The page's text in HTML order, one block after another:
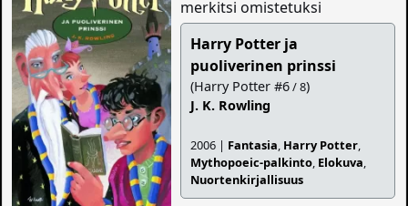
merkitsi omistetuksi
Harry Potter ja
puoliverinen prinssi
(Harry Potter #6/ 8)
J. K. Rowling
2006 | Fantasia, Harry Potter,
Mythopoeic-palkinto, Elokuva,
Nuortenkirjallisuus